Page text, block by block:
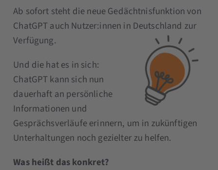
Ab sofort steht die neue Gedächtnisfunktion von
ChatGPT auch Nutzer:innen in Deutschland zur
Verfügung.
Und die hat es in sich:
ChatGPT kann sich nun
dauerhaft an persönliche
Informationen und
Gesprächsverläufe erinnern, um in zukünftigen
Unterhaltungen noch gezielter zu helfen.
Was heißt das konkret?